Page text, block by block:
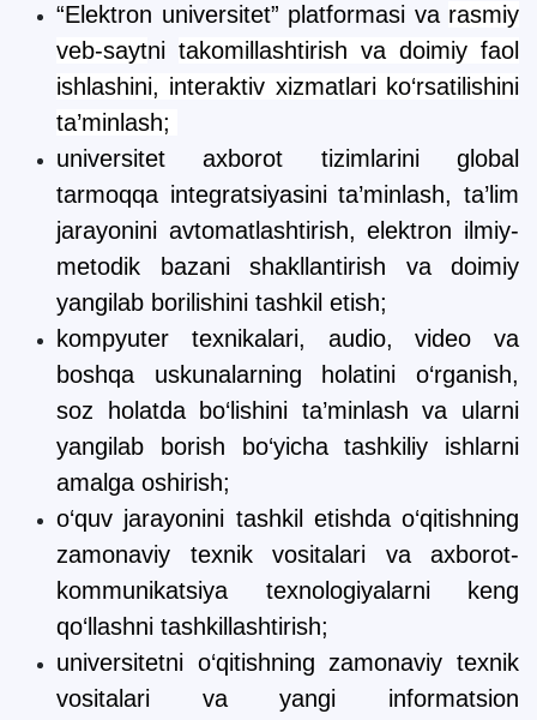
“Elektron universitet” platformasi va rasmiy
veb-saytni takomillashtirish va doimiy faol
ishlashini, interaktiv xizmatlari ko‘rsatilishini
ta’minlash;
universitet axborot tizimlarini global
tarmoqqa integratsiyasini ta’minlash, ta’lim
jarayonini avtomatlashtirish, elektron ilmiy-
metodik bazani shakllantirish va doimiy
yangilab borilishini tashkil etish;
kompyuter texnikalari, audio, video va
boshqa uskunalarning holatini o‘rganish,
soz holatda bo‘lishini ta’minlash va ularni
yangilab borish bo‘yicha tashkiliy ishlarni
amalga oshirish;
o‘quv jarayonini tashkil etishda o‘qitishning
zamonaviy texnik vositalari va axborot-
kommunikatsiya texnologiyalarni keng
qo‘llashni tashkillashtirish;
universitetni o‘qitishning zamonaviy texnik
vositalari va yangi informatsion